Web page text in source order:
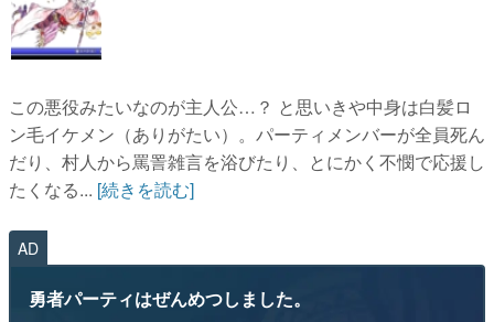
この悪役みたいなのが主人公…？ と思いきや中身は白髪ロ
ン毛イケメン（ありがたい）。パーティメンバーが全員死ん
だり、村人から罵詈雑言を浴びたり、とにかく不憫で応援し
たくなる... [続きを読む]
AD
勇者パーティはぜんめつしました。